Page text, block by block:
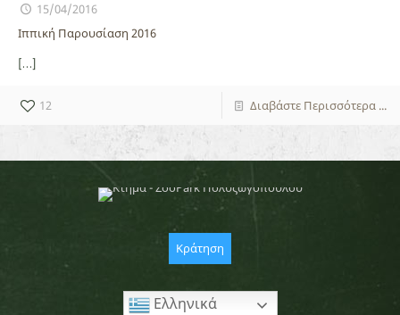
15/04/2016
Ιππική Παρουσίαση 2016
[…]
12 Διαβάστε Περισσότερα ...
Κράτηση
Ελληνικά